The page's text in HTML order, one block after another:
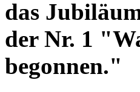
das
der Nr. 1
begonnen."